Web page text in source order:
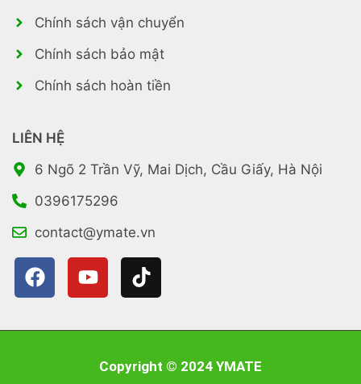
Chính sách vận chuyển
Chính sách bảo mật
Chính sách hoàn tiền
LIÊN HỆ
6 Ngõ 2 Trần Vỹ, Mai Dịch, Cầu Giấy, Hà Nội
0396175296
contact@ymate.vn
Copyright © 2024 YMATE